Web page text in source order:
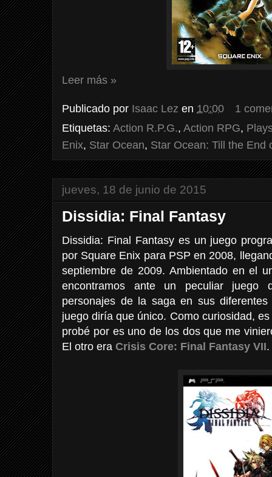
Leer más »
Publicado por Isaac Lez en 10:00
1
Etiquetas: Action R.P.G., Action RPG,
Enix, Star Ocean, Star Ocean: Till the End
jueves, 18 de junio de 2015
Dissidia: Final Fantasy
Dissidia: Final Fantasy es un juego
por Square Enix para PSP en 2008,
septiembre de 2009. Ambientado en el
encontramos ante un peculiar juego
personajes de la saga en sus
juego diría que único. Como curiosidad,
probé por es uno de los dos que me
El otro era Crisis Core: Final Fantasy VII.